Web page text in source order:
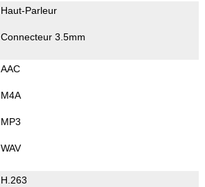
Haut-Parleur
Connecteur 3.5mm
AAC
M4A
MP3
WAV
H.263